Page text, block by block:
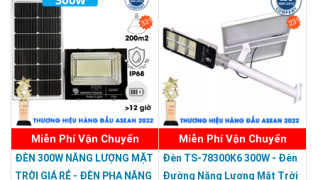
Chi Nhánh BR-VT: 477 Cách Mạng Tháng 8, P.Phước Nguyên,
TP. Bà Rịa, Vũng Tàu
Chi Nhánh Hà Nội: P914 Tòa Nhà CT4C/X2 KĐT Bắc Linh Đàm
- Hoàng Mai - Hà Nội.
Thương hiệu dẫn đầu Việt Nam 2023
33%
Miễn Phí Vận Chuyển
ĐÈN 300W NĂNG LƯỢNG MẶT
TRỜI GIÁ RẺ - ĐÈN PHA NĂNG
23%
Miễn Phí Vận Chuyển
Đèn TS-78300K6 300W - Đèn
Đường Năng Lượng Mặt Trời